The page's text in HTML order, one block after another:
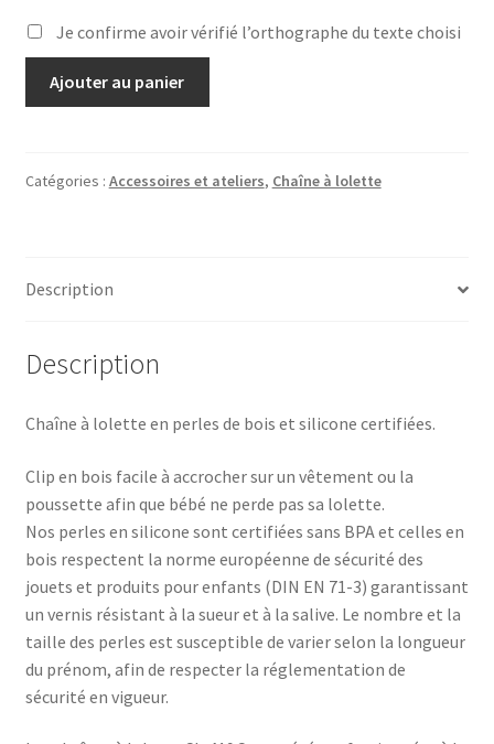
Je confirme avoir vérifié l’orthographe du texte choisi
lolette
Ajouter au panier
Catégories : Accessoires et ateliers, Chaîne à lolette
Description
Description
Chaîne à lolette en perles de bois et silicone certifiées.
Clip en bois facile à accrocher sur un vêtement ou la
poussette afin que bébé ne perde pas sa lolette.
Nos perles en silicone sont certifiées sans BPA et celles en
bois respectent la norme européenne de sécurité des
jouets et produits pour enfants (DIN EN 71-3) garantissant
un vernis résistant à la sueur et à la salive. Le nombre et la
taille des perles est susceptible de varier selon la longueur
du prénom, afin de respecter la réglementation de
sécurité en vigueur.